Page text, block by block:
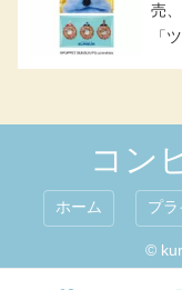
売
「
コン
ホーム プ
©